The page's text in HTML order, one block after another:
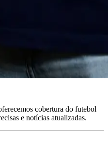
cobertura do futebol
e notícias atualizadas.